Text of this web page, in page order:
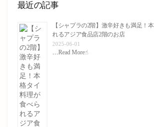
最近の記事
【シャプラの2階】激辛好きも満足！
れるアジア食品店2階のお店
2025-06-01
…Read More☝︎